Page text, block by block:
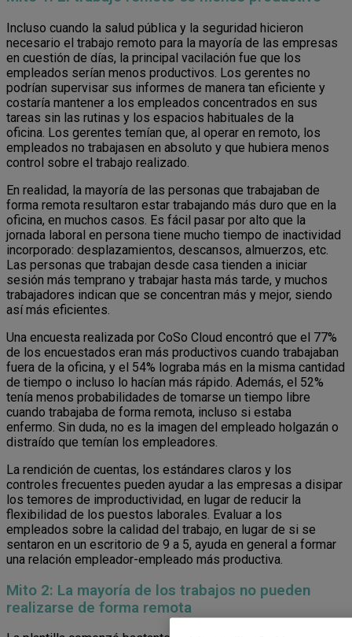
Incluso cuando la salud pública y la seguridad hicieron
necesario el trabajo remoto para la mayoría de las empresas
en cuestión de días, la principal vacilación fue que los
empleados serían menos productivos. Los gerentes no
podrían supervisar sus informes de manera tan eficiente y
costaría mantener a los empleados concentrados en sus
tareas sin las rutinas y los espacios habituales de la
oficina. Los gerentes temían que, al operar en remoto, los
empleados no trabajasen en absoluto y que hubiera menos
control sobre el trabajo realizado.
En realidad, la mayoría de las personas que trabajaban de
forma remota resultaron estar trabajando más duro que en la
oficina, en muchos casos. Es fácil pasar por alto que la
jornada laboral en persona tiene mucho tiempo de inactividad
incorporado: desplazamientos, descansos, almuerzos, etc.
Las personas que trabajan desde casa tienden a iniciar
sesión más temprano y trabajar hasta más tarde, y muchos
trabajadores indican que se concentran más y mejor, siendo
así más eficientes.
Una encuesta realizada por CoSo Cloud encontró que el 77%
de los encuestados eran más productivos cuando trabajaban
fuera de la oficina, y el 54% lograba más en la misma cantidad
de tiempo o incluso lo hacían más rápido. Además, el 52%
tenía menos probabilidades de tomarse un tiempo libre
cuando trabajaba de forma remota, incluso si estaba
enfermo. Sin duda, no es la imagen del empleado holgazán o
distraído que temían los empleadores.
La rendición de cuentas, los estándares claros y los
controles frecuentes pueden ayudar a las empresas a disipar
los temores de improductividad, en lugar de reducir la
flexibilidad de los puestos laborales. Evaluar a los
empleados sobre la calidad del trabajo, en lugar de si se
sentaron en un escritorio de 9 a 5, ayuda en general a formar
una relación empleador-empleado más productiva.
Mito 2: La mayoría de los trabajos no pueden
realizarse de forma remota